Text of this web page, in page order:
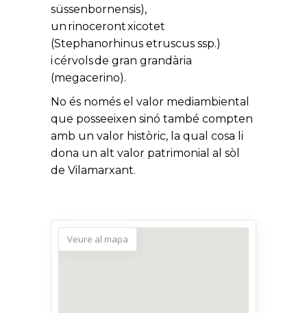
süssenbornensis),
un rinoceront xicotet
(Stephanorhinus etruscus ssp.)
i cérvols de gran grandària
(megacerino).
No és només el valor mediambiental
que posseeixen sinó també compten
amb un valor històric, la qual cosa li
dona un alt valor patrimonial al sòl
de Vilamarxant.
Veure al mapa